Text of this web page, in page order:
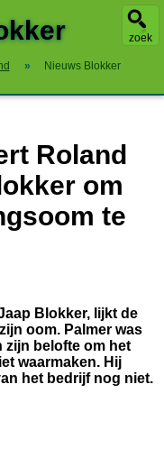
zoek
» Nieuws Blokker
Roland
om
te
Blokker, lijkt de
oom. Palmer was
zijn belofte om het
waarmaken. Hij
het bedrijf nog niet.